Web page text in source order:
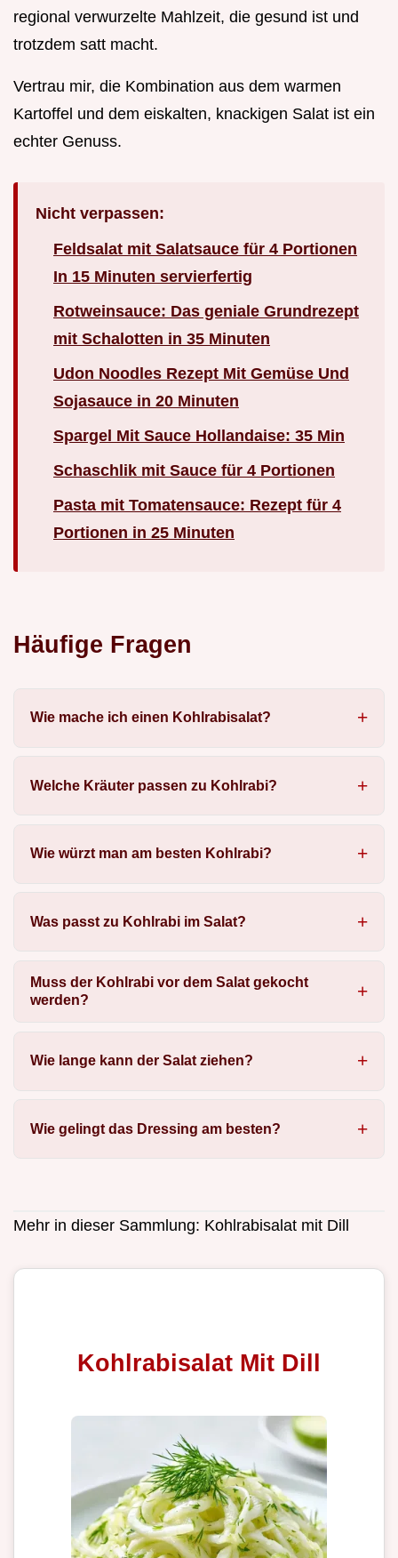
regional verwurzelte Mahlzeit, die gesund ist und
trotzdem satt macht.
Vertrau mir, die Kombination aus dem warmen
Kartoffel und dem eiskalten, knackigen Salat ist ein
echter Genuss.
Nicht verpassen:
Feldsalat mit Salatsauce für 4 Portionen
In 15 Minuten servierfertig
Rotweinsauce: Das geniale Grundrezept
mit Schalotten in 35 Minuten
Udon Noodles Rezept Mit Gemüse Und
Sojasauce in 20 Minuten
Spargel Mit Sauce Hollandaise: 35 Min
Schaschlik mit Sauce für 4 Portionen
Pasta mit Tomatensauce: Rezept für 4
Portionen in 25 Minuten
Häufige Fragen
Wie mache ich einen Kohlrabisalat?
Welche Kräuter passen zu Kohlrabi?
Wie würzt man am besten Kohlrabi?
Was passt zu Kohlrabi im Salat?
Muss der Kohlrabi vor dem Salat gekocht
werden?
Wie lange kann der Salat ziehen?
Wie gelingt das Dressing am besten?
Mehr in dieser Sammlung: Kohlrabisalat mit Dill
Kohlrabisalat Mit Dill